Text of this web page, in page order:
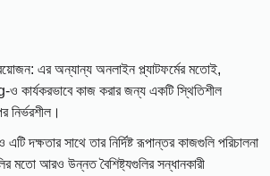
এর অন্যান্য অনলাইন প্ল্যাটফর্মের মতোই,
কাজ করার জন্য একটি স্থিতিশীল
নির্ভরশীল।
এটি দক্ষতার সাথে তার নির্দিষ্ট রূপান্তর কাজগুলি পরিচালনা
মতো আরও উন্নত বৈশিষ্ট্যগুলির সন্ধানকারী